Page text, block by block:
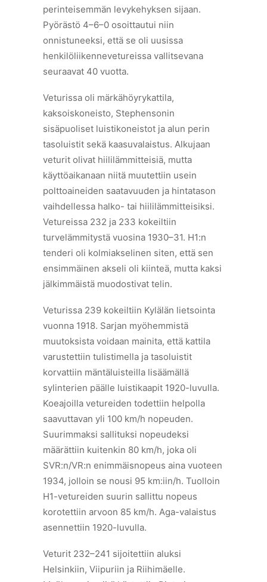
perinteisemmän levykehyksen sijaan.
Pyörästö 4–6–0 osoittautui niin
onnistuneeksi, että se oli uusissa
henkilöliikennevetureissa vallitsevana
seuraavat 40 vuotta.
Veturissa oli märkähöyrykattila,
kaksoiskoneisto, Stephensonin
sisäpuoliset luistikoneistot ja alun perin
tasoluistit sekä kaasuvalaistus. Alkujaan
veturit olivat hiililämmitteisiä, mutta
käyttöaikanaan niitä muutettiin usein
polttoaineiden saatavuuden ja hintatason
vaihdellessa halko- tai hiililämmitteisiksi.
Vetureissa 232 ja 233 kokeiltiin
turvelämmitystä vuosina 1930–31. H1:n
tenderi oli kolmiakselinen siten, että sen
ensimmäinen akseli oli kiinteä, mutta kaksi
jälkimmäistä muodostivat telin.
Veturissa 239 kokeiltiin Kylälän lietsointa
vuonna 1918. Sarjan myöhemmistä
muutoksista voidaan mainita, että kattila
varustettiin tulistimella ja tasoluistit
korvattiin mäntäluisteilla lisäämällä
sylinterien päälle luistikaapit 1920-luvulla.
Koeajoilla vetureiden todettiin helpolla
saavuttavan yli 100 km/h nopeuden.
Suurimmaksi sallituksi nopeudeksi
määrättiin kuitenkin 80 km/h, joka oli
SVR:n/VR:n enimmäisnopeus aina vuoteen
1934, jolloin se nousi 95 km:iin/h. Tuolloin
H1-vetureiden suurin sallittu nopeus
korotettiin arvoon 85 km/h. Aga-valaistus
asennettiin 1920-luvulla.
Veturit 232–241 sijoitettiin aluksi
Helsinkiin, Viipuriin ja Riihimäelle.